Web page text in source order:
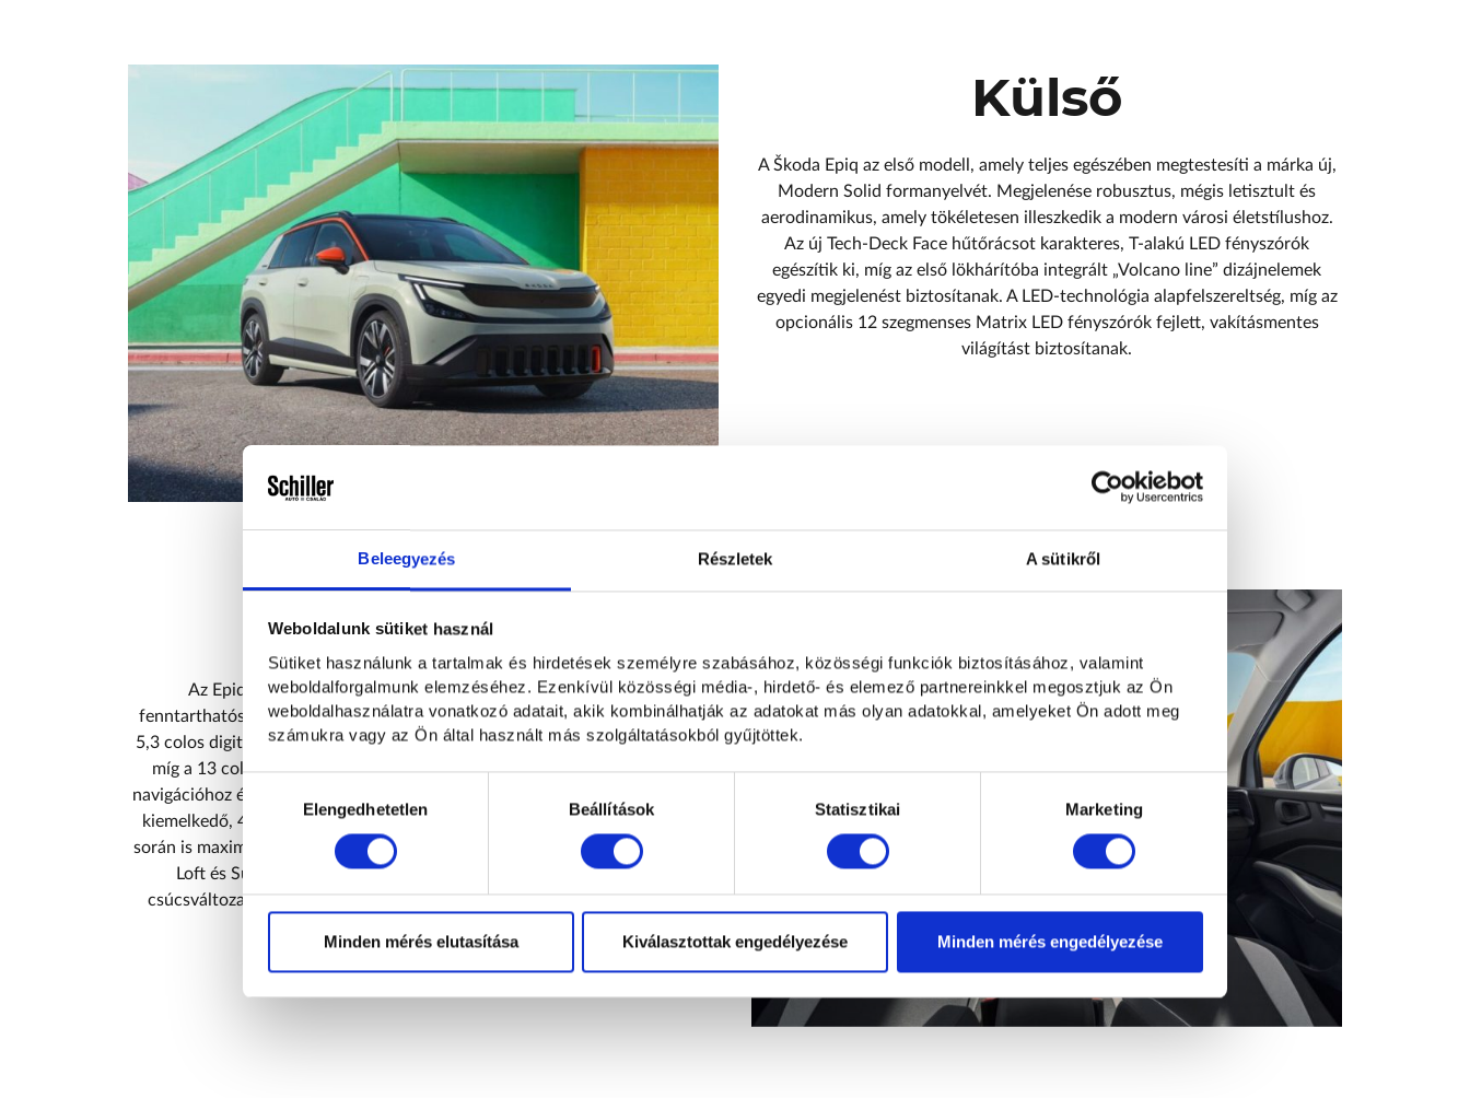
Beleegyezés Részletek A sütikről
Weboldalunk sütiket használ
Sütiket használunk a tartalmak és hirdetések személyre szabásához, közösségi funkciók biztosításához, valamint
weboldalforgalmunk elemzéséhez. Ezenkívül közösségi média-, hirdető- és elemező partnereinkkel megosztjuk az Ön
weboldalhasználatra vonatkozó adatait, akik kombinálhatják az adatokat más olyan adatokkal, amelyeket Ön adott meg
számukra vagy az Ön által használt más szolgáltatásokból gyűjtöttek.
Hozzájárulás
kiválasztásaElengedhetetlen Beállítások Statisztikai Marketing
Minden mérés elutasítása Kiválasztottak engedélyezése Minden mérés engedélyezése
Külső
A Škoda Epiq az első modell, amely teljes egészében megtestesíti a márka új,
Modern Solid formanyelvét. Megjelenése robusztus, mégis letisztult és
aerodinamikus, amely tökéletesen illeszkedik a modern városi életstílushoz.
Az új Tech-Deck Face hűtőrácsot karakteres, T-alakú LED fényszórók
egészítik ki, míg az első lökhárítóba integrált „Volcano line” dizájnelemek
egyedi megjelenést biztosítanak. A LED-technológia alapfelszereltség, míg az
opcionális 12 szegmenses Matrix LED fényszórók fejlett, vakításmentes
világítást biztosítanak.
Belső
Az Epiq utastere a praktikusságot, a modern technológiát és a
fenntarthatóságot helyezi előtérbe. A letisztult kialakítású műszerfalon egy
5,3 colos digitális kijelző jeleníti meg a legfontosabb vezetési információkat,
míg a 13 colos központi infotainment kijelző intuitív vezérlést biztosít a
navigációhoz és az autó funkcióihoz. A tágas belső térhez egy kategóriájában
kiemelkedő, 475 literes csomagtartó társul, amely a mindennapi használat
során is maximális praktikusságot kínál. A háromféle dizájnváltozat – Studio,
Loft és Suite – mindegyike újrahasznosított anyagokból készült, a
csúcsváltozat pedig prémium Suedia kárpitozással és innovatív Techtona